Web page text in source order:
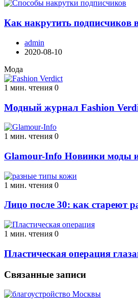
Как накрутить подписчиков
admin
2020-08-10
Мода
1 мин. чтения 0
Модный журнал Fashion
1 мин. чтения 0
Glamour-Info Новинки моды
1 мин. чтения 0
Лицо после 30: как стареют
1 мин. чтения 0
Пластическая операция
Связанные записи